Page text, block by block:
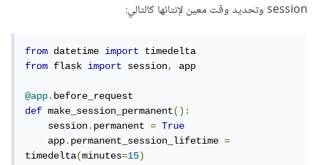
session وتحديد وقت معين لإنتائها كالتالي:
from datetime import
from flask import session, app
@app.
def make_session_permanent():
    session
.permanent =
True
    app
.permanent_session_lifetime =
timedelta(minutes=15)